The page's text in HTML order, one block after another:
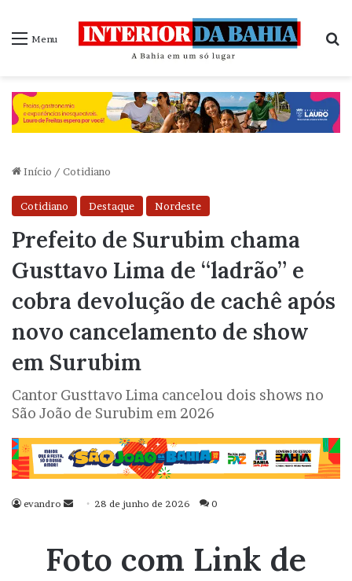
Menu
Início / Cotidiano
Cotidiano Destaque Nordeste
Prefeito de Surubim chama
Gusttavo Lima de “ladrão” e
cobra devolução de cachê após
novo cancelamento de show
em Surubim
Cantor Gusttavo Lima cancelou dois shows no
São João de Surubim em 2026
evandro
Mande
mail
28 de junho de 2026 0
Foto com Link de